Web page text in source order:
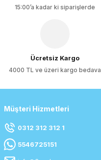
15:00’a kadar ki siparişlerde
Ücretsiz Kargo
4000 TL ve üzeri kargo bedava
Müşteri Hizmetleri
0312 312 312 1
5546725151